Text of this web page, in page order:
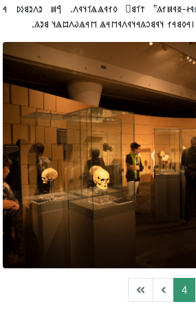
– 𐲀 𐳏𐳪𐳙𐳛𐳓𐳦𐳜𐳖 𐳀𐳯 𐲁𐳢𐳠𐳁𐳇-𐳏𐳁𐳯𐳐𐳍” 𐳄𐳑𐳘𐳹
𐲘𐳀𐳎𐳀𐳢𐳤𐳁𐳍𐳓𐳪𐳦𐳀𐳦𐳜 𐲐𐳙𐳦𐳋𐳯𐳉𐳦 𐳥𐳀𐳓𐳘𐳀𐳐
4